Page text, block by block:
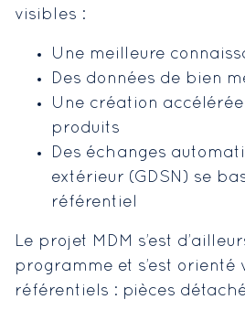
visibles :
Une meilleure
Des données de bien
Une création accélérée
produits
Des échanges
extérieur (GDSN) se
référentiel
Le projet MDM s’est
programme et s’est orienté
référentiels : pièces